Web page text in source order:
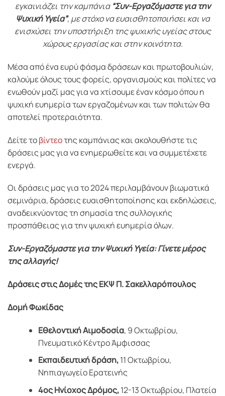
εγκαινιάζει την καμπάνια “Συν-Εργαζόμαστε για την
Ψυχική Υγεία”, με στόχο να ευαισθητοποιήσει και να
ενισχύσει την υποστήριξη της ψυχικής υγείας στους
χώρους εργασίας και στην κοινότητα.
Μέσα από ένα ευρύ φάσμα δράσεων και πρωτοβουλιών,
καλούμε όλους τους φορείς, οργανισμούς και πολίτες να
ενωθούν μαζί μας για να χτίσουμε έναν κόσμο όπου η
ψυχική ευημερία των εργαζομένων και των πολιτών θα
αποτελεί προτεραιότητα.
Δείτε τοβίντεοτης καμπάνιας και ακολουθήστε τις
δράσεις μας για να ενημερωθείτε και να συμμετέχετε
ενεργά.
Οι δράσεις μας για το 2024 περιλαμβάνουν βιωματικά
σεμινάρια, δράσεις ευαισθητοποίησης και εκδηλώσεις,
αναδεικνύοντας τη σημασία της συλλογικής
προσπάθειας για την ψυχική ευημερία όλων.
Συν-Εργαζόμαστε για την Ψυχική Υγεία: Γίνετε μέρος
της αλλαγής!
Δράσεις στις Δομές της ΕΚΨ Π. Σακελλαρόπουλος
Δομή Φωκίδας
Εθελοντική Αιμοδοσία, 9 Οκτωβρίου,
Πνευματικό Κέντρο Άμφισσας
Εκπαιδευτική δράση,11 Οκτωβρίου,
Νηπιαγωγείο Ερατεινής
4ος Ηνίοχος Δρόμος,12-13 Οκτωβρίου, Πλατεία